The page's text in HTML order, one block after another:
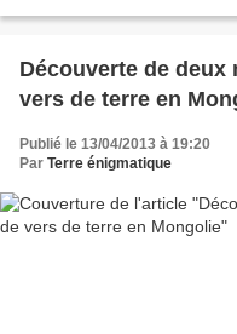
Découverte de deux
vers de terre en
Publié le 13/04/2013 à 19:20
Par Terre énigmatique